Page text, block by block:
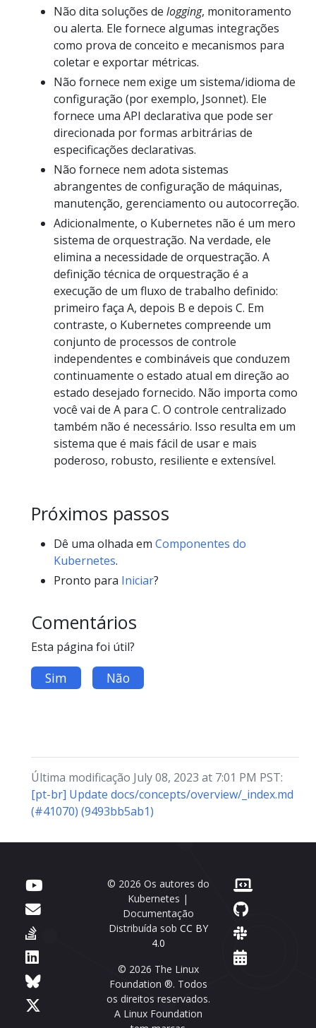
Não dita soluções de logging, monitoramento
ou alerta. Ele fornece algumas integrações
como prova de conceito e mecanismos para
coletar e exportar métricas.
Não fornece nem exige um sistema/idioma de
configuração (por exemplo, Jsonnet). Ele
fornece uma API declarativa que pode ser
direcionada por formas arbitrárias de
especificações declarativas.
Não fornece nem adota sistemas
abrangentes de configuração de máquinas,
manutenção, gerenciamento ou autocorreção.
Adicionalmente, o Kubernetes não é um mero
sistema de orquestração. Na verdade, ele
elimina a necessidade de orquestração. A
definição técnica de orquestração é a
execução de um fluxo de trabalho definido:
primeiro faça A, depois B e depois C. Em
contraste, o Kubernetes compreende um
conjunto de processos de controle
independentes e combináveis que conduzem
continuamente o estado atual em direção ao
estado desejado fornecido. Não importa como
você vai de A para C. O controle centralizado
também não é necessário. Isso resulta em um
sistema que é mais fácil de usar e mais
poderoso, robusto, resiliente e extensível.
Próximos passos
Dê uma olhada em Componentes do
Kubernetes.
Pronto para Iniciar?
Comentários
Esta página foi útil?
Sim Não
Última modificação July 08, 2023 at 7:01 PM PST:
[pt-br] Update docs/concepts/overview/_index.md
(#41070) (9493bb5ab1)
© 2026 Os autores do
Kubernetes |
Documentação
Distribuída sob CC BY
4.0
© 2026 The Linux
Foundation ®. Todos
os direitos reservados.
A Linux Foundation